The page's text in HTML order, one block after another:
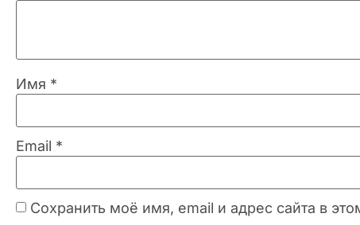
Имя *
Email *
Сохранить моё имя, email и адрес сайта в